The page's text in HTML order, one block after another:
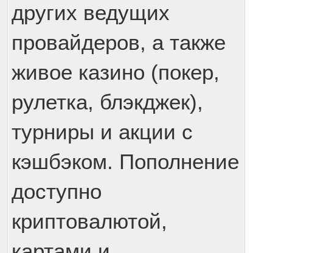
других ведущих
провайдеров, а также
живое казино (покер,
рулетка, блэкджек),
турниры и акции с
кэшбэком. Пополнение
доступно
криптовалютой,